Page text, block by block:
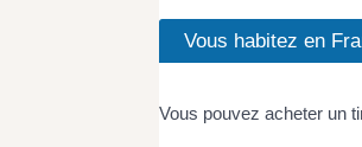
Vous habitez en
Vous pouvez acheter un